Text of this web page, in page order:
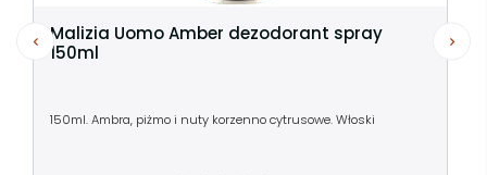
Malizia Uomo Amber dezodorant spray
150ml
150ml. Ambra, piżmo i nuty korzenno cytrusowe. Włoski